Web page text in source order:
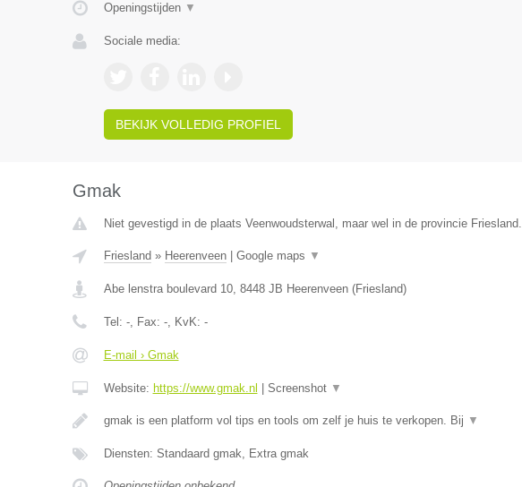
Openingstijden ▼
Sociale media:
BEKIJK VOLLEDIG PROFIEL
Gmak
Niet gevestigd in de plaats Veenwoudsterwal, maar wel in de provincie Friesland.
Friesland » Heerenveen| Google maps ▼
Abe lenstra boulevard 10, 8448 JB Heerenveen(Friesland)
Tel: -, Fax: -, KvK: -
E-mail › Gmak
Website: https://www.gmak.nl Screenshot ▼
gmak is een platform vol tips en tools om zelf je huis te verkopen. Bij ▼
Diensten: Standaard gmak, Extra gmak